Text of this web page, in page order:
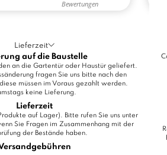
Lieferzeit
auf die Baustelle
an die Gartentür oder Haustür geliefert.
fragen Sie uns bitte nach den
müssen im Voraus gezahlt werden.
keine Lieferung.
Lieferzeit
auf Lager). Bitte rufen Sie uns unter
Sie Fragen im Zusammenhang mit der
der Bestände haben.